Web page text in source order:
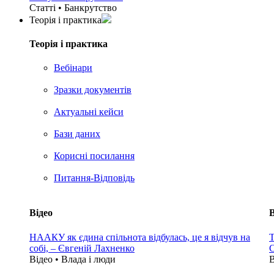
Статті • Банкрутство
Теорія i практика
Теорія i практика
Вебінари
Зразки документів
Актуальні кейси
Бази даних
Корисні посилання
Питання-Відповідь
Відео
НААКУ як єдина спільнота відбулась, це я відчув на
собі, – Євгеній Лахненко
Відео • Влада i люди